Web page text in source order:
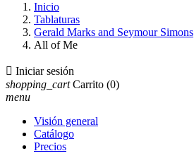
Inicio
Tablaturas
Gerald Marks and Seymour Simons
All of Me
 Iniciar sesión
shopping_cart Carrito (0)
menu
Visión general
Catálogo
Precios